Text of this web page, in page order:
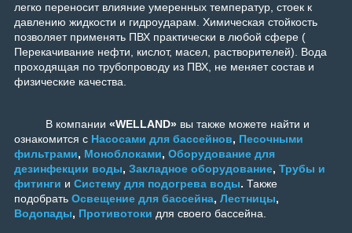
легко переносит влияние умеренных температур, стоек к
давлению жидкости и гидроударам. Химическая стойкость
позволяет применять ПВХ практически в любой сфере (
Перекачивание нефти, кислот, масел, растворителей). Вода
проходящая по трубопроводу из ПВХ, не меняет состав и
физические качества.
В компании «WELLAND» вы также можете найти и
ознакомится с Насосами для бассейнов, Песочными
фильтрами, Моноблоками, Оборудование для
дезинфекции воды, Закладное оборудование, Трубы и
фитинги и Систему для подогрева воды. Также
подобрать Освещение для бассейна, Лестницы,
Водопады, Противотоки для своего бассейна.